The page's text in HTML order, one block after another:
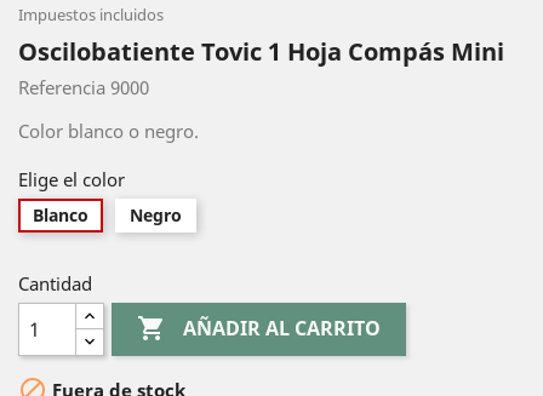
Impuestos incluidos
Oscilobatiente Tovic 1 Hoja Compás Mini
Referencia 9000
Color blanco o negro.
Elige el color
Blanco Negro
Cantidad
 AÑADIR AL CARRITO
 Fuera de stock